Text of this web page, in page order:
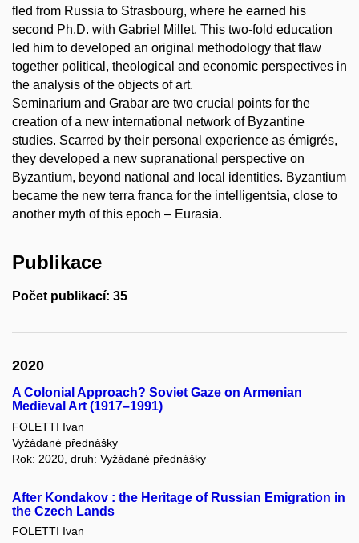
fled from Russia to Strasbourg, where he earned his
second Ph.D. with Gabriel Millet. This two-fold education
led him to developed an original methodology that flaw
together political, theological and economic perspectives in
the analysis of the objects of art.
Seminarium and Grabar are two crucial points for the
creation of a new international network of Byzantine
studies. Scarred by their personal experience as émigrés,
they developed a new supranational perspective on
Byzantium, beyond national and local identities. Byzantium
became the new terra franca for the intelligentsia, close to
another myth of this epoch – Eurasia.
Publikace
Počet publikací: 35
2020
A Colonial Approach? Soviet Gaze on Armenian
Medieval Art (1917–1991)
FOLETTI Ivan
Vyžádané přednášky
Rok: 2020, druh: Vyžádané přednášky
After Kondakov : the Heritage of Russian Emigration in
the Czech Lands
FOLETTI Ivan